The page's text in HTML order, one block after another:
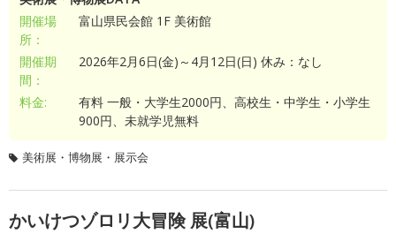
開催場
所：
富山県民会館 1F 美術館
開催期
間：
2026年2月6日(金)～4月12日(日) 休み：なし
料金:
有料 一般・大学生2000円、高校生・中学生・小学生
900円、未就学児無料
美術展・博物展・展示会
かいけつゾロリ大冒険 展(富山)